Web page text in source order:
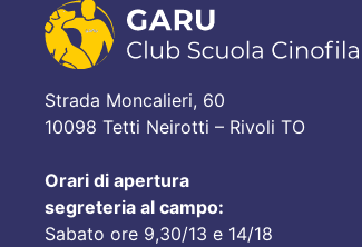
Strada Moncalieri, 60
10098 Tetti Neirotti – Rivoli TO
Orari di apertura
segreteria al campo:
Sabato ore 9,30/13 e 14/18